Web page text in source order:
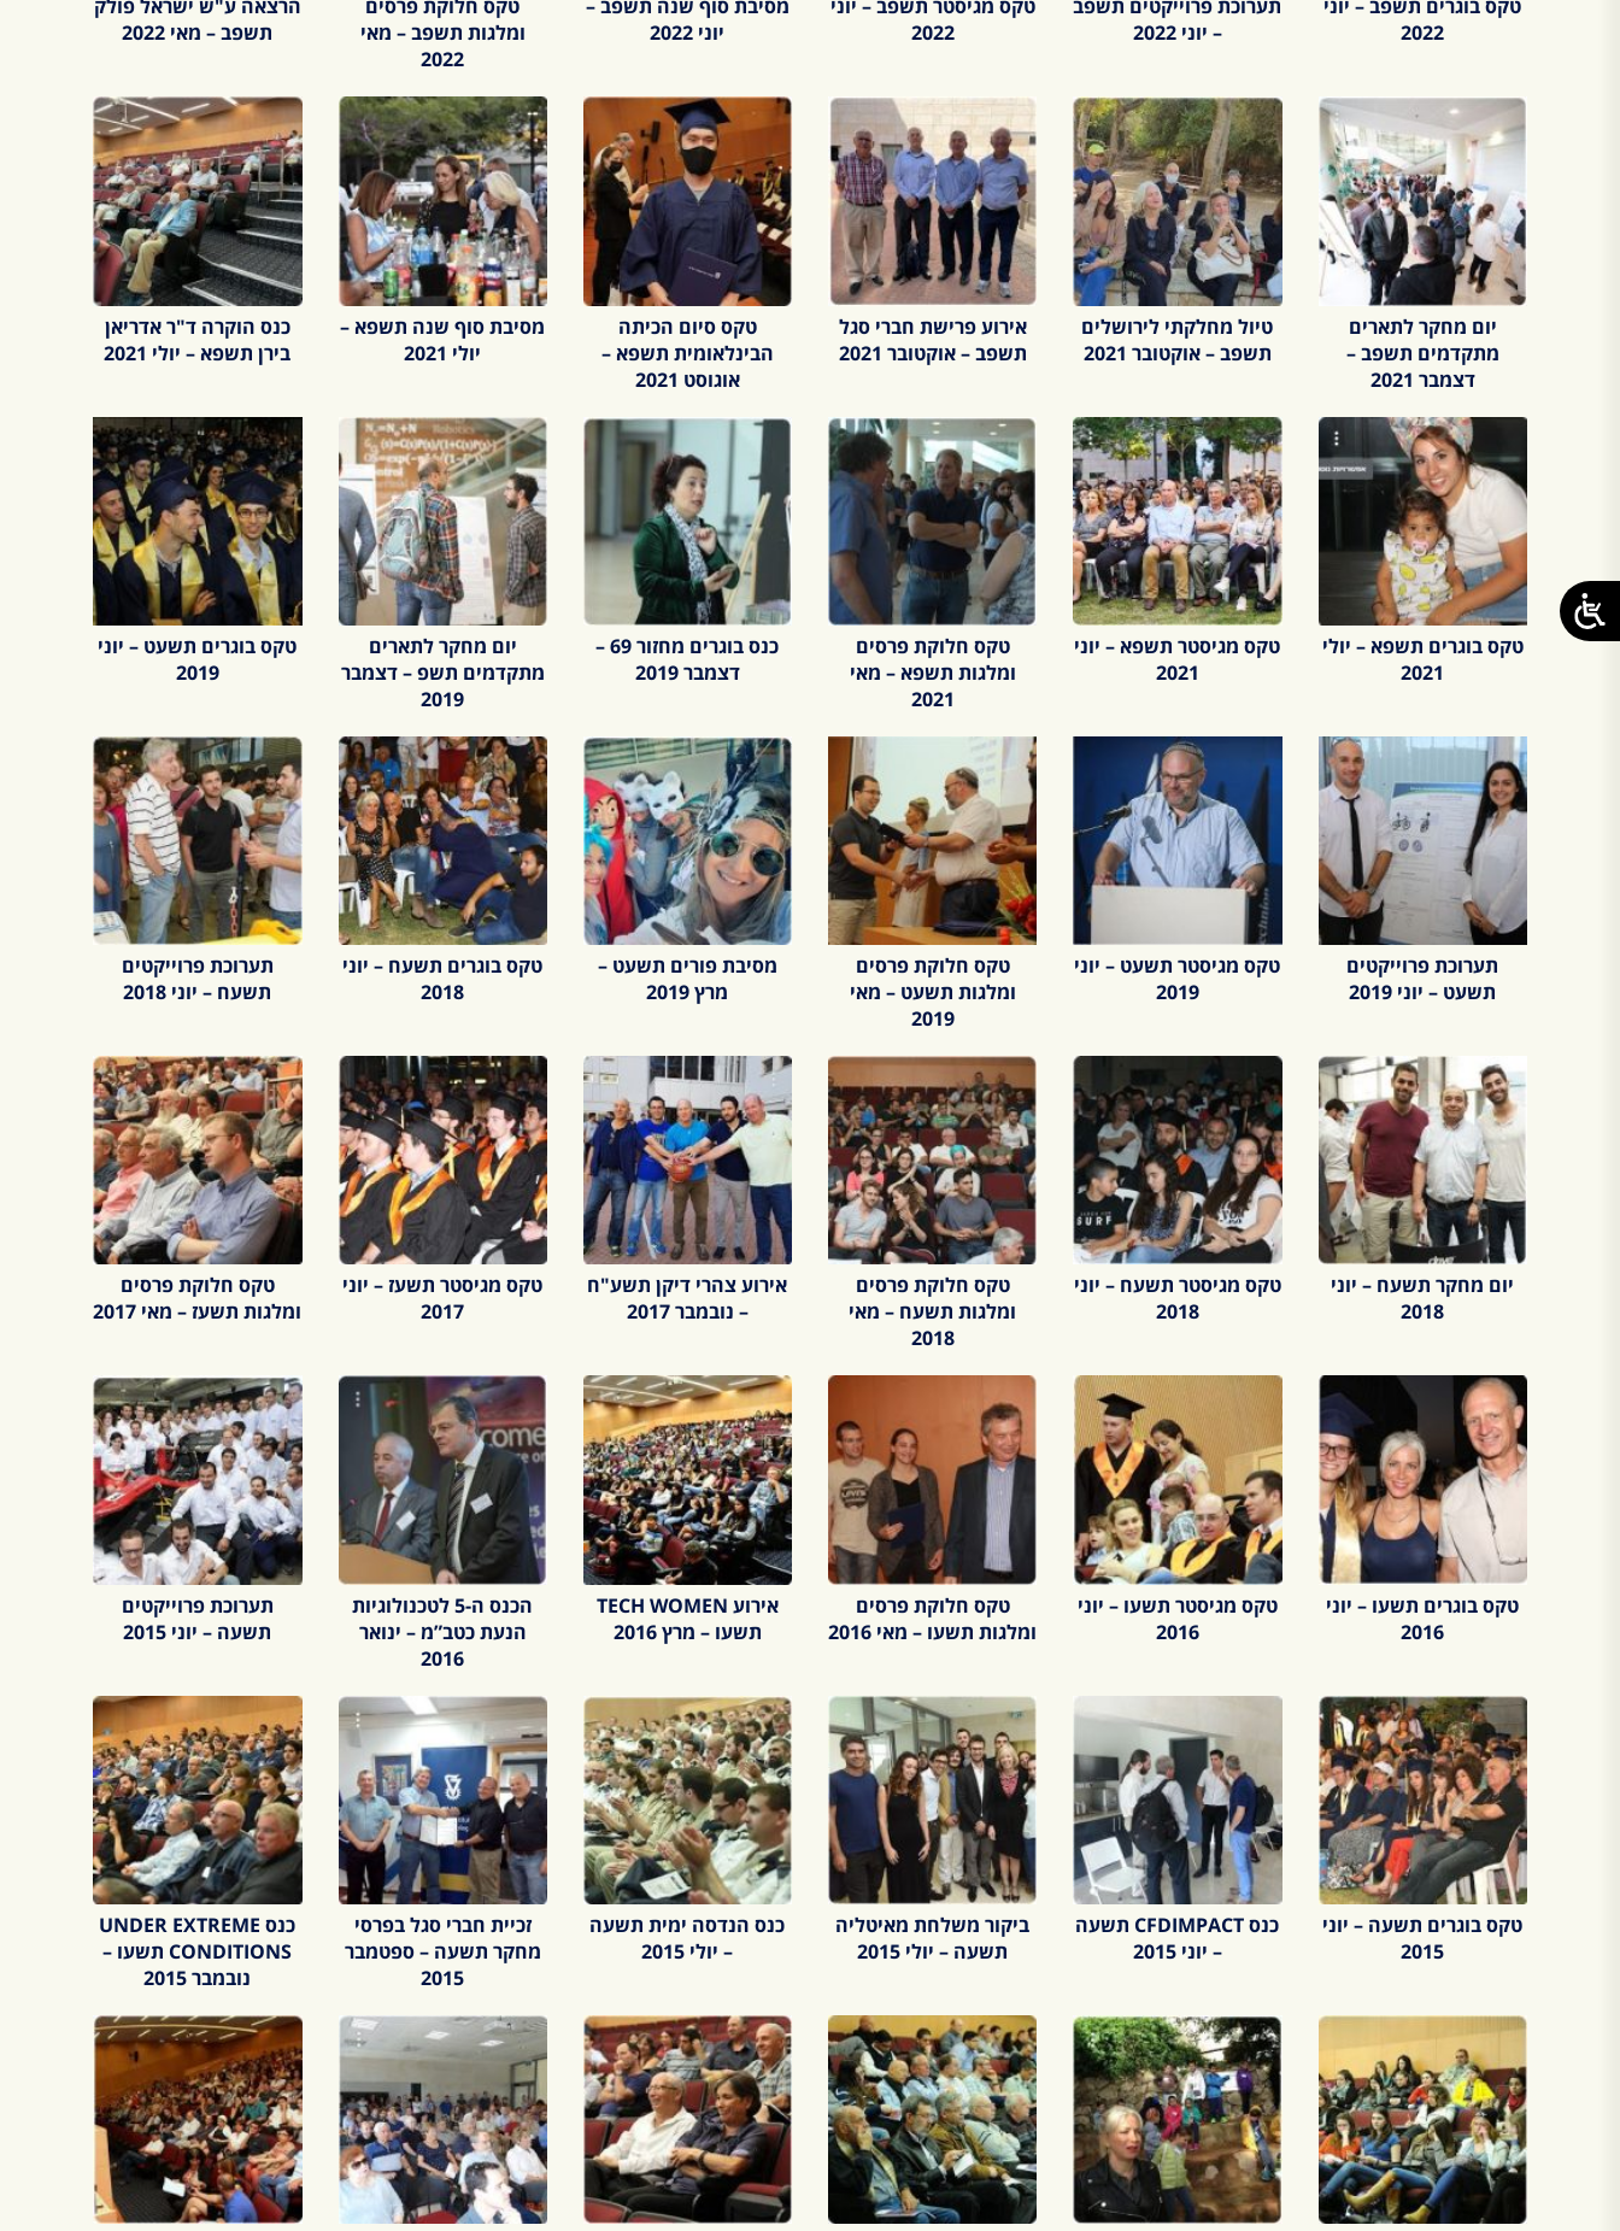
טקס בוגרים תשפב – יוני
2022
תערוכת פרוייקטים תשפב
– יוני 2022
טקס מגיסטר תשפב – יוני
2022
מסיבת סוף שנה תשפב –
יוני 2022
טקס חלוקת פרסים
ומלגות תשפב – מאי
2022
הרצאה ע"ש ישראל פולק
תשפב – מאי 2022
יום מחקר לתארים
מתקדמים תשפב –
דצמבר 2021
טיול מחלקתי לירושלים
תשפב – אוקטובר 2021
אירוע פרישת חברי סגל
תשפב – אוקטובר 2021
טקס סיום הכיתה
הבינלאומית תשפא –
אוגוסט 2021
מסיבת סוף שנה תשפא –
יולי 2021
כנס הוקרה ד"ר אדריאן
בירן תשפא – יולי 2021
טקס בוגרים תשפא – יולי
2021
טקס מגיסטר תשפא – יוני
2021
טקס חלוקת פרסים
ומלגות תשפא – מאי
2021
כנס בוגרים מחזור 69 –
דצמבר 2019
יום מחקר לתארים
מתקדמים תשפ – דצמבר
2019
טקס בוגרים תשעט – יוני
2019
תערוכת פרוייקטים
תשעט – יוני 2019
טקס מגיסטר תשעט – יוני
2019
טקס חלוקת פרסים
ומלגות תשעט – מאי
2019
מסיבת פורים תשעט –
מרץ 2019
טקס בוגרים תשעח – יוני
2018
תערוכת פרוייקטים
תשעח – יוני 2018
יום מחקר תשעח – יוני
2018
טקס מגיסטר תשעח – יוני
2018
טקס חלוקת פרסים
ומלגות תשעח – מאי
2018
אירוע צהרי דיקן תשע"ח
– נובמבר 2017
טקס מגיסטר תשעז – יוני
2017
טקס חלוקת פרסים
ומלגות תשעז – מאי 2017
טקס בוגרים תשעו – יוני
2016
טקס מגיסטר תשעו – יוני
2016
טקס חלוקת פרסים
ומלגות תשעו – מאי 2016
אירוע TECH WOMEN
תשעו – מרץ 2016
הכנס ה-5 לטכנולוגיות
הנעת כטב”מ – ינואר
2016
תערוכת פרוייקטים
תשעה – יוני 2015
טקס בוגרים תשעה – יוני
2015
כנס CFDIMPACT תשעה
– יוני 2015
ביקור משלחת מאיטליה
תשעה – יולי 2015
כנס הנדסה ימית תשעה
– יולי 2015
זכיית חברי סגל בפרסי
מחקר תשעה – ספטמבר
2015
כנס UNDER EXTREME
CONDITIONS תשעו –
נובמבר 2015